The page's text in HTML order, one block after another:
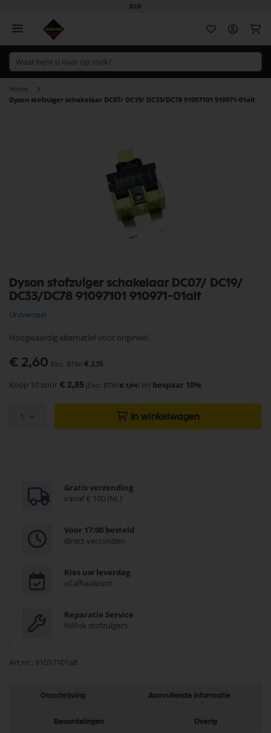
B2B
Home
Dyson stofzuiger schakelaar DC07/ DC19/ DC33/DC78 91097101 910971-01alt
Dyson stofzuiger schakelaar DC07/ DC19/
DC33/DC78 91097101 910971-01alt
Universeel
Hoogwaardig alternatief voor origineel.
€ 2,60 € 2,15
Koop 10 voor € 2,35 € 1,94 en bespaar 10%
1 In winkelwagen
Gratis verzending
vanaf € 100 (NL)
Voor 17:00 besteld
direct verzonden
Kies uw leverdag
of afhaalpunt
Reparatie Service
Nilfisk stofzuigers
Art.nr. 91097101alt
naar
het
van
afbeeldingen-
Omschrijving Aanvullende informatie
Beoordelingen Overig